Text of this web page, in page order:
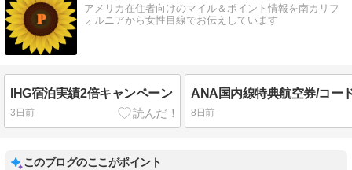
アメリカ在住者向けのマイル＆ポイント情報を南カリフ
ォルニアから女性目線でお伝えしています
IHG宿泊実績2倍キャンペーン
3日前 8日前
このブログのここがポイント